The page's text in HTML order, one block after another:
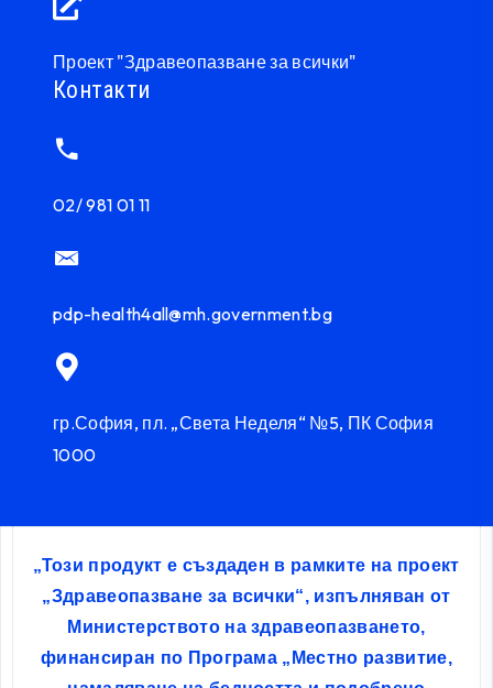
Проект "Здравеопазване за всички"
Контакти
02/ 981 01 11
pdp-health4all@mh.government.bg
гр.София, пл. „Света Неделя“ №5, ПК София
1000
„Този продукт е създаден в рамките на проект
„Здравеопазване за всички“, изпълняван от
Министерството на здравеопазването,
финансиран по Програма „Местно развитие,